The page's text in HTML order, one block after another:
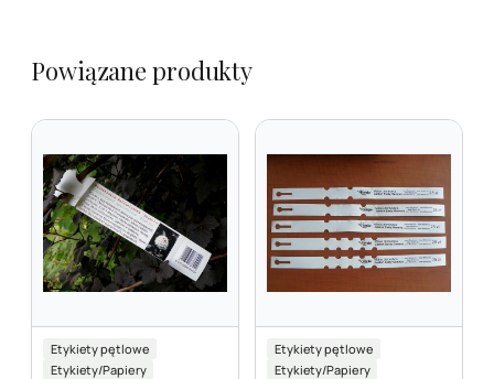
Powiązane produkty
Etykiety pętlowe
Etykiety/Papiery
Etykiety pętlowe
Etykiety/Papiery